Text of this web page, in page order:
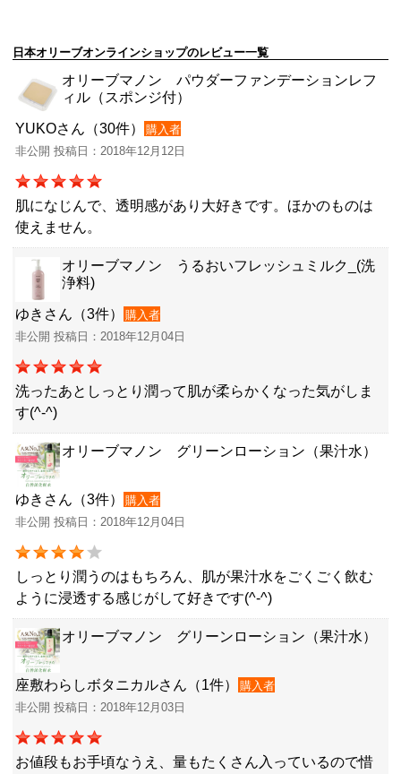
日本オリーブオンラインショップのレビュー一覧
オリーブマノン パウダーファンデーションレフ
ィル（スポンジ付）
YUKOさん（30件）
購入者
非公開 投稿日：2018年12月12日
肌になじんで、透明感があり大好きです。ほかのものは
使えません。
オリーブマノン うるおいフレッシュミルク_(洗
浄料)
ゆきさん（3件）
購入者
非公開 投稿日：2018年12月04日
洗ったあとしっとり潤って肌が柔らかくなった気がしま
す(^-^)
オリーブマノン グリーンローション（果汁水）
ゆきさん（3件）
購入者
非公開 投稿日：2018年12月04日
しっとり潤うのはもちろん、肌が果汁水をごくごく飲む
ように浸透する感じがして好きです(^-^)
オリーブマノン グリーンローション（果汁水）
座敷わらしボタニカルさん（1件）
購入者
非公開 投稿日：2018年12月03日
お値段もお手頃なうえ、量もたくさん入っているので惜